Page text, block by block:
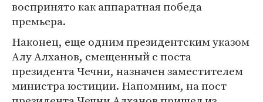
воспринято как аппаратная победа
премьера.
Наконец, еще одним президентским указом
Алу Алханов, смещенный с поста
президента Чечни, назначен заместителем
министра юстиции. Напомним, на пост